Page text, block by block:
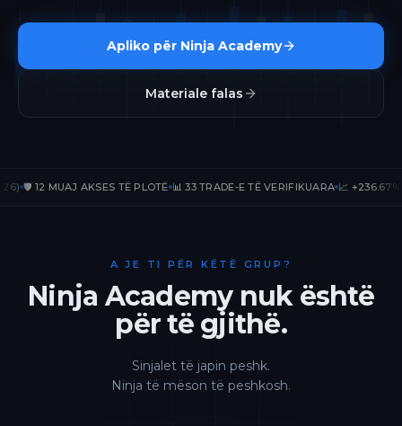
Apliko për Ninja Academy
Materiale falas
MUAJ AKSES TË PLOTË 📊 33 TRADE-E TË VERIFIKUARA 📈 +236.67% PnL
A JE TI PËR KËTË GRUP?
Ninja Academy nuk është
për të gjithë.
Sinjalet të japin peshk.
Ninja të mëson të peshkosh.